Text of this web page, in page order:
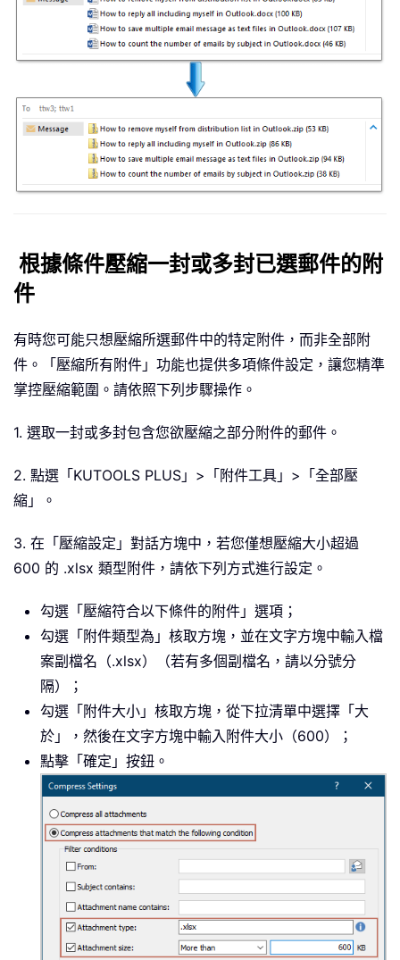
根據條件壓縮一封或多封已選郵件的附
件
有時您可能只想壓縮所選郵件中的特定附件，而非全部附
件。「壓縮所有附件」功能也提供多項條件設定，讓您精準
掌控壓縮範圍。請依照下列步驟操作。
1. 選取一封或多封包含您欲壓縮之部分附件的郵件。
2. 點選「KUTOOLS PLUS」>「附件工具」>「全部壓
縮」。
3. 在「壓縮設定」對話方塊中，若您僅想壓縮大小超過
600 的 .xlsx 類型附件，請依下列方式進行設定。
勾選「壓縮符合以下條件的附件」選項；
勾選「附件類型為」核取方塊，並在文字方塊中輸入檔
案副檔名（.xlsx）（若有多個副檔名，請以分號分
隔）；
勾選「附件大小」核取方塊，從下拉清單中選擇「大
於」，然後在文字方塊中輸入附件大小（600）；
點擊「確定」按鈕。